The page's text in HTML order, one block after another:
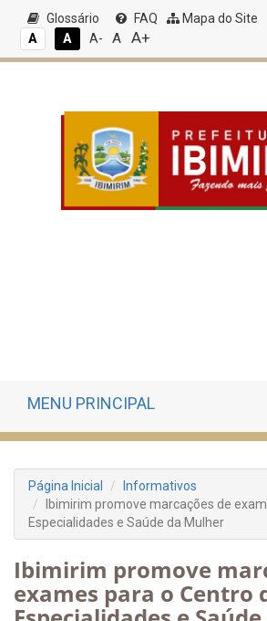
Glossário FAQ Mapa do Site
A
A A- A A+
MENU PRINCIPAL
Página Inicial
Informativos
Ibimirim promove marcações de
Especialidades e Saúde da Mulher
Ibimirim promove
exames para o Centro